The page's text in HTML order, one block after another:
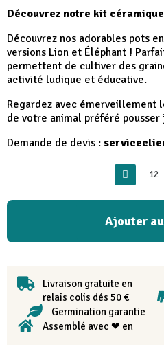
Découvrez notre kit
Découvrez nos adorables pots
versions Lion et Éléphant !
permettent de cultiver des
activité ludique et éducative.
Regardez avec émerveillement
de votre animal préféré
Demande de devis :
Ajouter
Livraison gratuite en
relais colis dés 50 €
Germination garantie
Assemblé avec ❤ en